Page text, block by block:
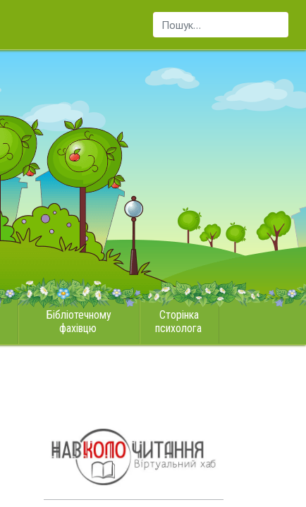
Пошук...
Бібліотечному
фахівцю
Сторінка
психолога